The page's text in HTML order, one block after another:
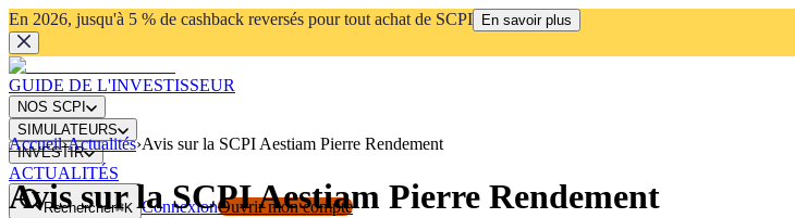
En 2026, jusqu'à 5 % de cashback reversés pour tout achat de SCPI En savoir plus
GUIDE DE L'INVESTISSEUR
NOS SCPI
SIMULATEURS
INVESTIR
ACTUALITÉS
Rechercher⌘K ConnexionOuvrir mon compte
Accueil›Actualités›Avis sur la SCPI Aestiam Pierre Rendement
Avis sur la SCPI Aestiam Pierre Rendement